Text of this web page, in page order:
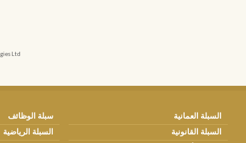
Ltd.
السبلة العمانية
سبلة الوظائف
السبلة القانونية
السبلة الرياضية